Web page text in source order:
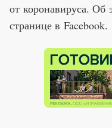
от коронавируса. Об
странице в Facebook.